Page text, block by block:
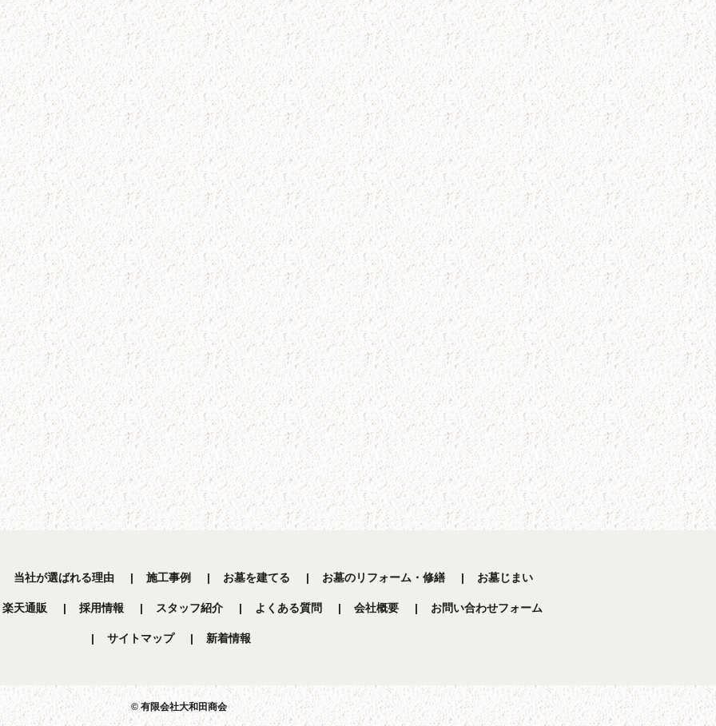
当社が選ばれる理由 施工事例 お墓を建てる お墓のリフォーム・修繕 お墓じまい
楽天通販 採用情報 スタッフ紹介 よくある質問 会社概要 お問い合わせフォーム
サイトマップ 新着情報
© 有限会社大和田商会